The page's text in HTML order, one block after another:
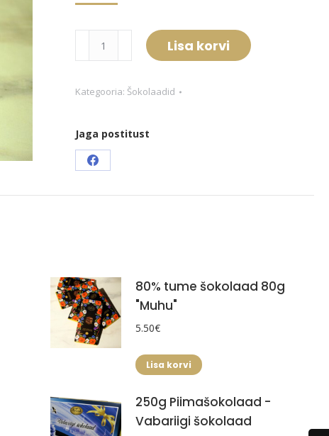
"Tallinn"
Lisa korvi
Kategooria: Šokolaadid
Jaga postitust
Share
on
80% tume šokolaad 80g
"Muhu"
5.50€
Lisa korvi
250g Piimašokolaad -
Vabariigi šokolaad